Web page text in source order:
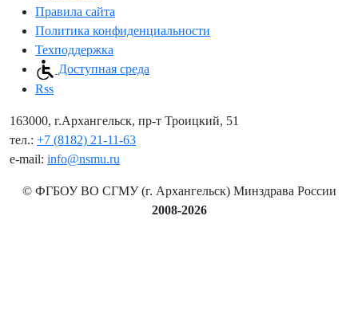
Правила сайта
Политика конфиденциальности
Техподдержка
Доступная среда
Rss
163000, г.Архангельск, пр-т Троицкий, 51
тел.: +7 (8182) 21-11-63
e-mail: info@nsmu.ru
© ФГБОУ ВО СГМУ (г. Архангельск) Минздрава России
2008-2026